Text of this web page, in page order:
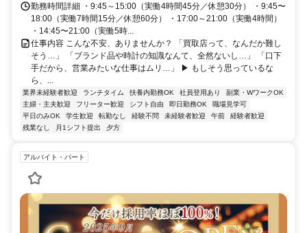
勤務時間詳細 ・9:45～15:00（実働4時間45分／休憩30分） ・9:45〜
18:00（実働7時間15分／休憩60分） ・17:00～21:00（実働4時間）
・14:45〜21:00（実働5時...
仕事内容 こんな不安、ありませんか？ 「買取店って、なんだか難し
そう…」 「ブランド品や時計の知識なんて、全然ないし…」 「口下
手だから、営業みたいな仕事はムリ…」 ▶︎ もしそう思っているな
ら、...
業界未経験者歓迎 ランチタイム 扶養内勤務OK 社員登用あり
副業・WワークOK
主婦・主夫歓迎
フリーター歓迎 シフト自由 即日勤務OK
職場見学可
平日のみOK
学生歓迎 転勤なし 経験不問 未経験者歓迎 午前
経験者歓迎
残業なし
月1シフト提出 夕方
アルバイト・パート